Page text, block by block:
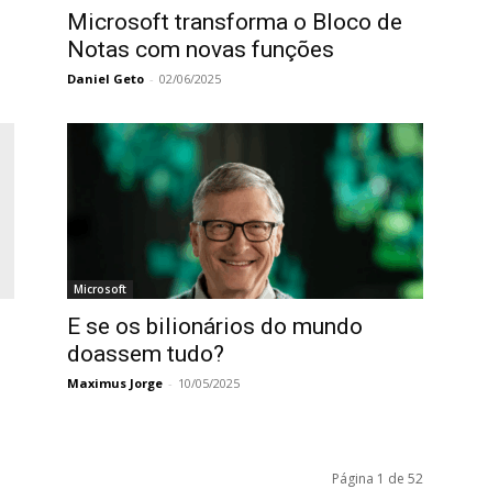
Microsoft transforma o Bloco de
Notas com novas funções
Daniel Geto - 02/06/2025
Microsoft
E se os bilionários do mundo
doassem tudo?
Maximus Jorge - 10/05/2025
Página 1 de 52